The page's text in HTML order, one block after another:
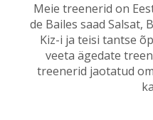
Meie treenerid on
de Bailes saad Salsat,
Kiz-i ja teisi tantse
veeta ägedate
treenerid jaotatud